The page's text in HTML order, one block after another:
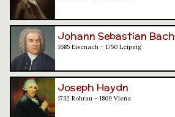
Johann Sebastian Bach
1685 Eisenach - 1750 Leipzig
Joseph Haydn
1732 Rohrau - 1809 Viena